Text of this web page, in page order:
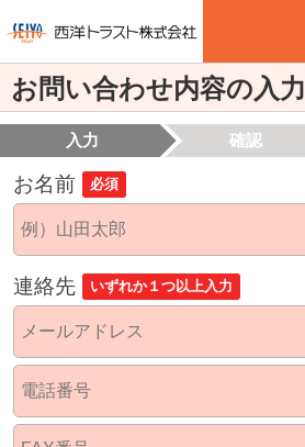
お問い合わせ内容の入力
入力 確認
お名前 必須
連絡先 いずれか１つ以上入力